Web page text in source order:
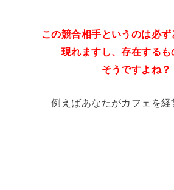
この競合相手というのは必ず
現れますし、存在するも
そうですよね？
例えばあなたがカフェを経